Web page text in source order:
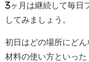
3ヶ月は継続して毎日
してみましょう。
初日はどの場所にどん
材料の使い方といった